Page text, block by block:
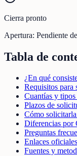
Cierra pronto
Apertura: Pendiente
Tabla de
¿En qué
Requisitos para
Cuantías y
Plazos de
Cómo
Diferencias por
Preguntas
Enlaces
Fuentes y